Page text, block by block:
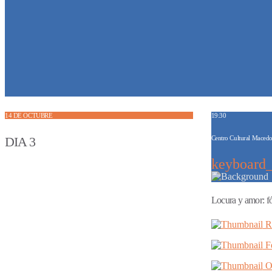
14 DE OCTUBRE
DIA 3
19:30
Centro Cultural
Locura y amor: